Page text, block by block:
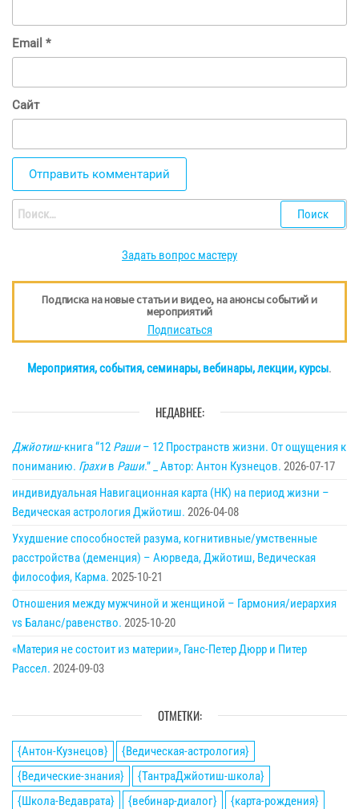
Email *
Сайт
Найти:
Задать вопрос мастеру
Подписка на новые статьи и видео, на анонсы событий и
мероприятий
Подписаться
Мероприятия, события, семинары, вебинары, лекции, курсы.
НЕДАВНЕЕ:
Джйотиш-книга “12 Раши– 12 Пространств жизни. От ощущения к
пониманию. Грахив Раши.” _ Автор: Антон Кузнецов. 2026-07-17
индивидуальная Навигационная карта (НК) на период жизни –
Ведическая астрология Джйотиш. 2026-04-08
Ухудшение способностей разума, когнитивные/умственные
расстройства (деменция) – Аюрведа, Джйотиш, Ведическая
философия, Карма. 2025-10-21
Отношения между мужчиной и женщиной – Гармония/иерархия
vs Баланс/равенство. 2025-10-20
«Материя не состоит из материи», Ганс-Петер Дюрр и Питер
Рассел. 2024-09-03
ОТМЕТКИ:
{Антон-Кузнецов}
{Ведическая-астрология}
{Ведические-знания}
{ТантраДжйотиш-школа}
{Школа-Ведаврата}
{вебинар-диалог}
{карта-рождения}